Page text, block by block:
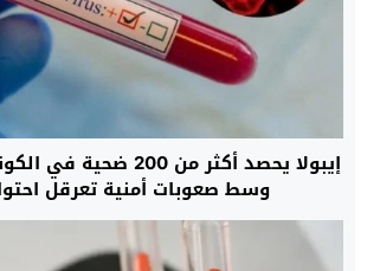
إيبولا يحصد أكثر من 200
وسط صعوبات أمنية تعرقل